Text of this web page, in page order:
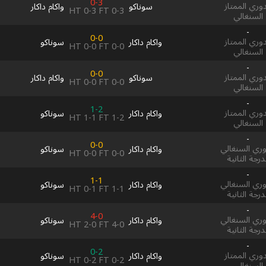
الممتاز
السنغالي
سوناكو HT0-3FT0-3
واكام داكار
-
الممتاز
السنغالي
واكام داكار 0-0
HT0-0FT0-0
سوناكو
-
الممتاز
السنغالي
سوناكو 0-0
HT0-0FT0-0
واكام داكار
-
الممتاز
السنغالي
واكام داكار 1-2
HT1-1 FT1-2
سوناكو
-
السنغالي
الثانية
واكام داكار 0-0
HT0-0FT0-0
سوناكو
-
السنغالي
الثانية
واكام داكار 1-1
HT0-1 FT1-1
سوناكو
-
السنغالي
الثانية
واكام داكار 4-0
HT2-0FT4-0
سوناكو
-
الممتاز واكام داكار 0-2
HT0-2FT0-2 سوناكو